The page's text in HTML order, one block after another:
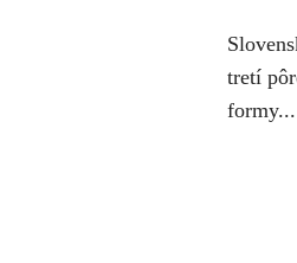
tretí
formy...